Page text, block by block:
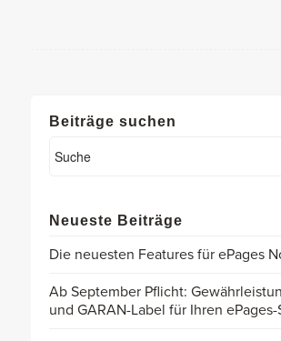
Beiträge suchen
Neueste Beiträge
Die neuesten Features für ePages
Ab September Pflicht:
und GARAN-Label für Ihren ePages-